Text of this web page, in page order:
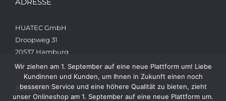
HUATEC GmbH
Droopweg 31
20537 Hamburg
KONTAKT
Wir ziehen am 1. September auf eine neue Plattform um! Liebe
Kundinnen und Kunden, um Ihnen in Zukunft einen noch
besseren Service und eine höhere Qualität zu bieten, zieht
unser Onlineshop am 1. September auf eine neue Plattform um.